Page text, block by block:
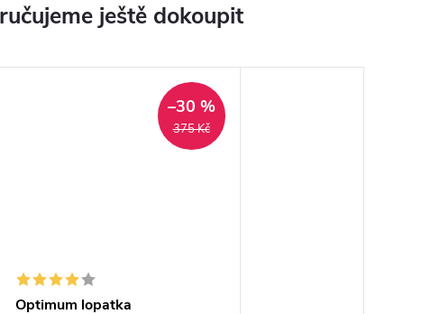
ještě dokoupit
375 Kč
–30 %
Optimum lopatka